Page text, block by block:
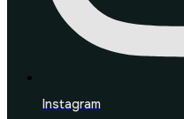
Instagram